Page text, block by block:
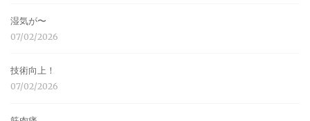
湿気が〜
07/02/2026
技術向上！
07/02/2026